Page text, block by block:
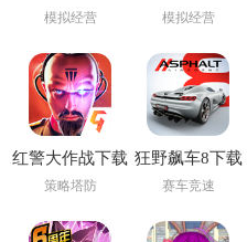
0.44.2下载安装
模拟经营
免费下载手机版
模拟经营
红警大作战下载
最新版
策略塔防
狂野飙车8下载
最新版
赛车竞速